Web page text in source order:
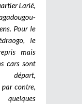
Larlé,
Pour le
le
mais
cars sont
départ,
contre,